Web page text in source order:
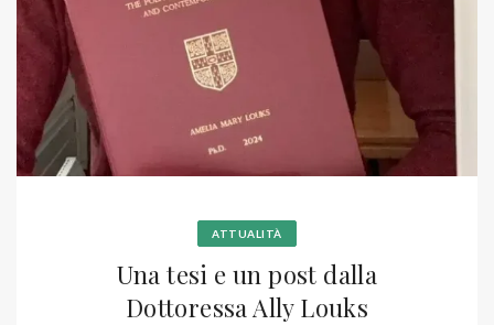
ATTUALITÀ
Una tesi e un post dalla
Dottoressa Ally Louks